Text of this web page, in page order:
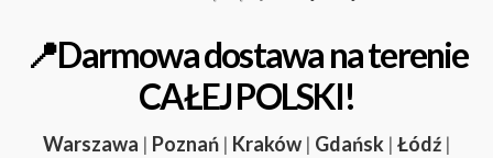
📍Darmowa dostawa na terenie
CAŁEJ POLSKI!
Warszawa | Poznań | Kraków | Gdańsk | Łódź |